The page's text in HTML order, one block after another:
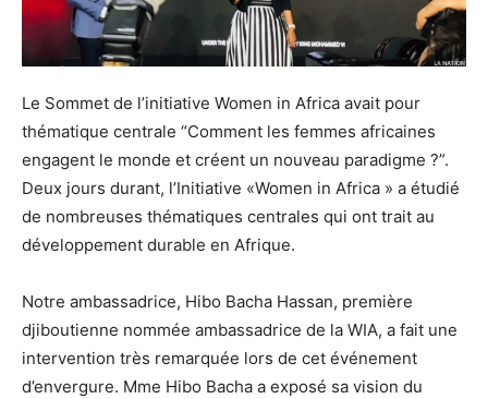
Le Sommet de l’initiative Women in Africa avait pour
thématique centrale “Comment les femmes africaines
engagent le monde et créent un nouveau paradigme ?”.
Deux jours durant, l’Initiative «Women in Africa » a étudié
de nombreuses thématiques centrales qui ont trait au
développement durable en Afrique.
Notre ambassadrice, Hibo Bacha Hassan, première
djiboutienne nommée ambassadrice de la WIA, a fait une
intervention très remarquée lors de cet événement
d’envergure. Mme Hibo Bacha a exposé sa vision du